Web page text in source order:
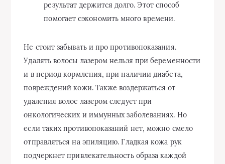
результат держится долго. Этот способ
помогает сэкономить много времени.
Не стоит забывать и про противопоказания.
Удалять волосы лазером нельзя при беременности
и в период кормления, при наличии диабета,
повреждений кожи. Также воздержаться от
удаления волос лазером следует при
онкологических и иммунных заболеваниях. Но
если таких противопоказаний нет, можно смело
отправляться на эпиляцию. Гладкая кожа рук
подчеркнет привлекательность образа каждой